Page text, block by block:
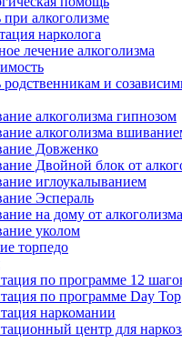
алкоголизме
нарколога
лечение алкоголизма
и
алкоголизма гипнозом
алкоголизма
Довженко
Двойной блок от
иглоукалыванием
Эспераль
на дому от алкоголизма
уколом
торпедо
по программе 12
по программе Day Top
наркомании
центр для